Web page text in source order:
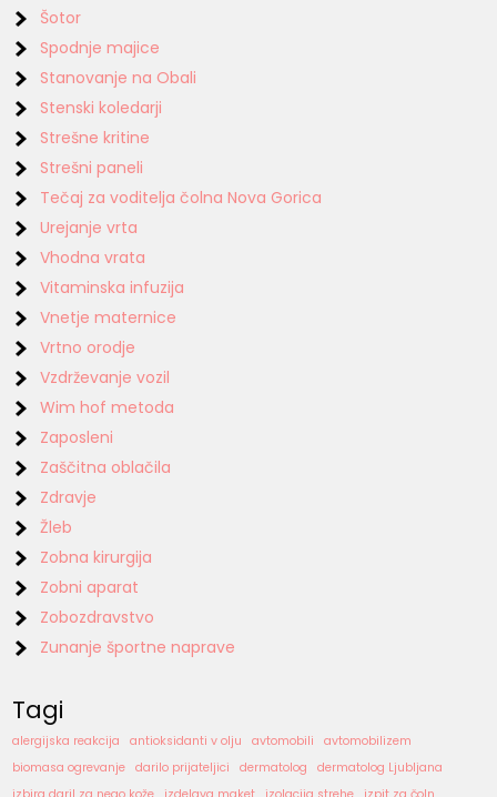
Šotor
Spodnje majice
Stanovanje na Obali
Stenski koledarji
Strešne kritine
Strešni paneli
Tečaj za voditelja čolna Nova Gorica
Urejanje vrta
Vhodna vrata
Vitaminska infuzija
Vnetje maternice
Vrtno orodje
Vzdrževanje vozil
Wim hof metoda
Zaposleni
Zaščitna oblačila
Zdravje
Žleb
Zobna kirurgija
Zobni aparat
Zobozdravstvo
Zunanje športne naprave
Tagi
alergijska reakcija antioksidanti v olju avtomobili
avtomobilizem
biomasa ogrevanje
darilo prijateljici dermatolog
dermatolog Ljubljana